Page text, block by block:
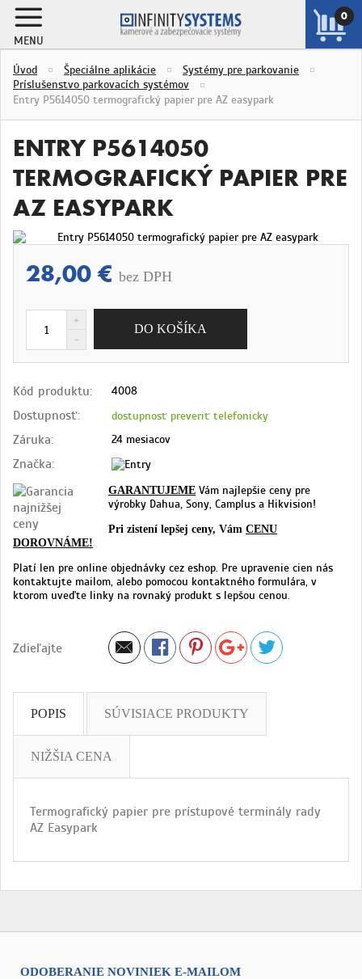
MENU
0
ZOBRAZIŤ
Úvod Špeciálne aplikácie
Systémy pre parkovanie
Príslušenstvo parkovacích systémov
Entry P5614050 termografický papier pre AZ easypark
ENTRY P5614050
TERMOGRAFICKÝ PAPIER PRE
AZ EASYPARK
28,00 € bez DPH
Kód produktu: 4008
Dostupnosť: dostupnosť preveriť telefonicky
Záruka: 24 mesiacov
Značka:
GARANTUJEME Vám najlepšie ceny pre
výrobky Dahua, Sony, Camplus a Hikvision!
Pri zistení lepšej ceny, Vám CENU
DOROVNÁME!
Platí len pre online objednávky cez eshop. Pre upravenie cien nás
kontaktujte mailom, alebo pomocou kontaktného formulára, v
ktorom uveďte linky na rovnaký produkt s lepšou cenou.
Zdieľajte
POPIS SÚVISIACE PRODUKTY
NIŽŠIA CENA
Termografický papier pre prístupové terminály rady
AZ Easypark
ODOBERANIE NOVINIEK E-MAILOM